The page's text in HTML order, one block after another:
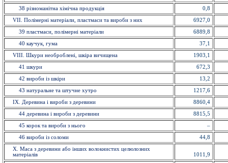
38 різноманітна хімічна продукція 0,8
VII. Полімерні матеріали, пластмаси та вироби з них 6927,0
39 пластмаси, полімерні матеріали 6889,8
40 каучук, гума 37,1
VIII. Шкури необроблені, шкіра вичищена 1903,1
41 шкури 672,3
42 вироби із шкiри 13,2
43 натуральне та штучне хутро 1217,6
IX. Деревина і вироби з деревини 8860,4
44 деревина і вироби з деревини 8815,5
45 корок та вироби з нього –
46 вироби із соломи 44,8
X. Маса з деревини або інших волокнистих целюлозних
матеріалів
1011,9